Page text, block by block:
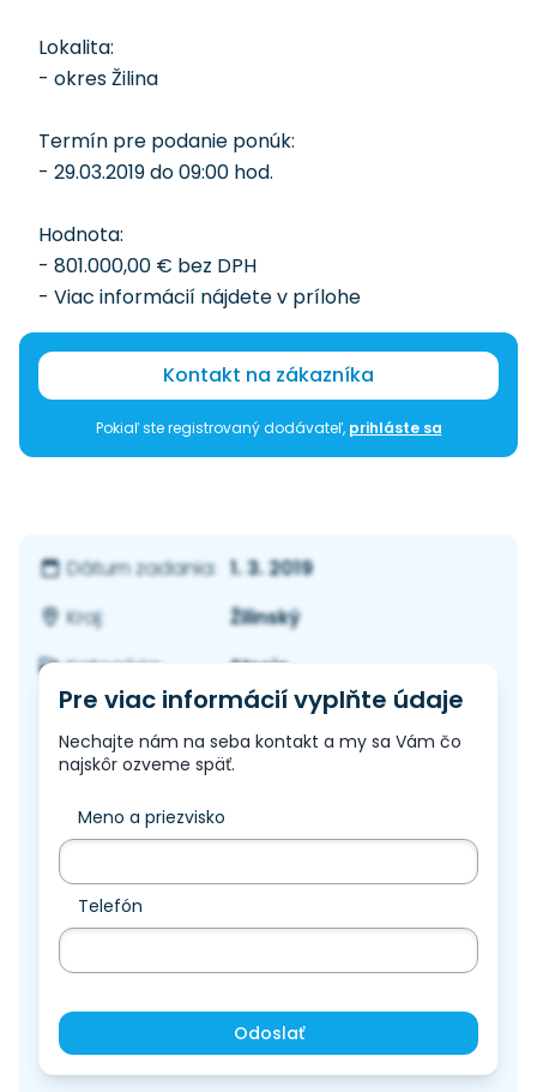
Lokalita:
- okres Žilina
Termín pre podanie ponúk:
- 29.03.2019 do 09:00 hod.
Hodnota:
- 801.000,00 € bez DPH
- Viac informácií nájdete v prílohe
Kontakt na zákazníka
Pokiaľ ste registrovaný dodávateľ, prihláste sa
Dátum zadania: 1. 3. 2019
Kraj:
Žilinský
Kategória:
Stroje
Pre viac informácií vyplňte údaje
Nechajte nám na seba kontakt a my sa Vám čo
najskôr ozveme späť.
Meno a priezvisko
Telefón
Odoslať